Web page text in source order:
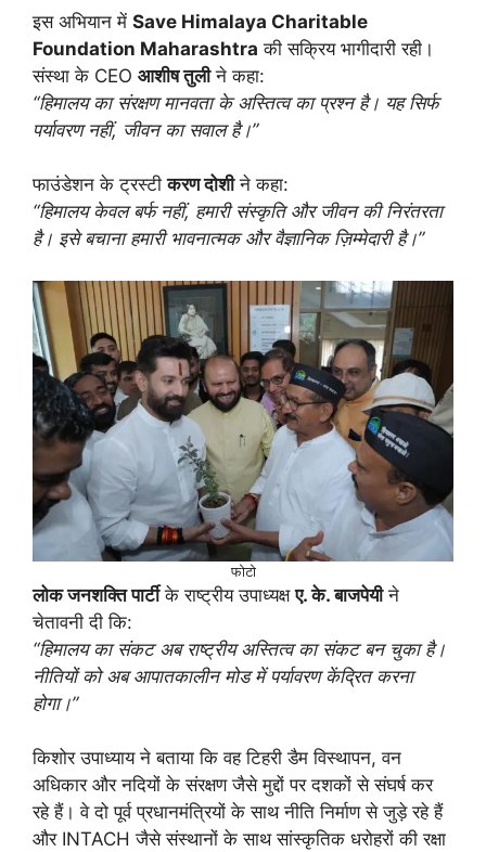
इस अभियान में Save Himalaya Charitable
Foundation Maharashtra की सक्रिय भागीदारी रही।
संस्था के CEO आशीष तुलीने कहा:
“हिमालय का संरक्षण मानवता के अस्तित्व का प्रश्न है। यह सिर्फ
पर्यावरण नहीं, जीवन का सवाल है।”
फाउंडेशन के ट्रस्टीकरण दोशीने कहा:
“हिमालय केवल बर्फ नहीं, हमारी संस्कृति और जीवन की निरंतरता
है। इसे बचाना हमारी भावनात्मक और वैज्ञानिक ज़िम्मेदारी है।”
फोटो
लोक जनशक्ति पार्टीके राष्ट्रीय उपाध्यक्षए. के. बाजपेयीने
चेतावनी दी कि:
“हिमालय का संकट अब राष्ट्रीय अस्तित्व का संकट बन चुका है।
नीतियों को अब आपातकालीन मोड में पर्यावरण केंद्रित करना
होगा।”
किशोर उपाध्याय ने बताया कि वह टिहरी डैम विस्थापन, वन
अधिकार और नदियों के संरक्षण जैसे मुद्दों पर दशकों से संघर्ष कर
रहे हैं। वे दो पूर्व प्रधानमंत्रियों के साथ नीति निर्माण से जुड़े रहे हैं
और INTACH जैसे संस्थानों के साथ सांस्कृतिक धरोहरों की रक्षा